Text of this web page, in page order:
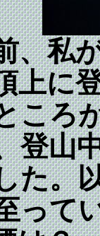
、私
上に
ころ
登山
た。
って